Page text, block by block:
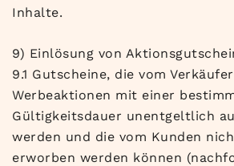
Inhalte.
9) Einlösung von
9.1 Gutscheine, die vom
Werbeaktionen mit einer
Gültigkeitsdauer unentgeltlich
werden und die vom Kunden
erworben werden können